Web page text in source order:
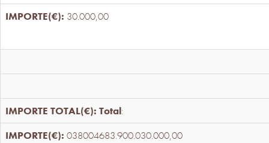
30.000,00
Total:
038004683.900.030.000,00